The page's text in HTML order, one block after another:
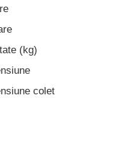
(kg)
colet